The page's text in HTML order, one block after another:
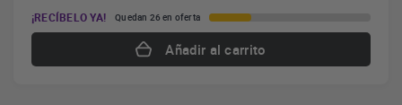
¡RECÍBELO YA!
Quedan 26 en oferta
Añadir al carrito